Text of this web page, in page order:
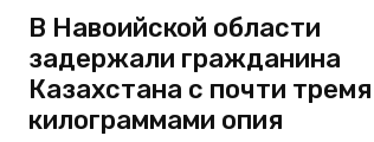
В Навоийской области
задержали гражданина
Казахстана с почти тремя
килограммами опия